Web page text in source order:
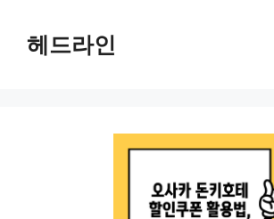
헤드라인